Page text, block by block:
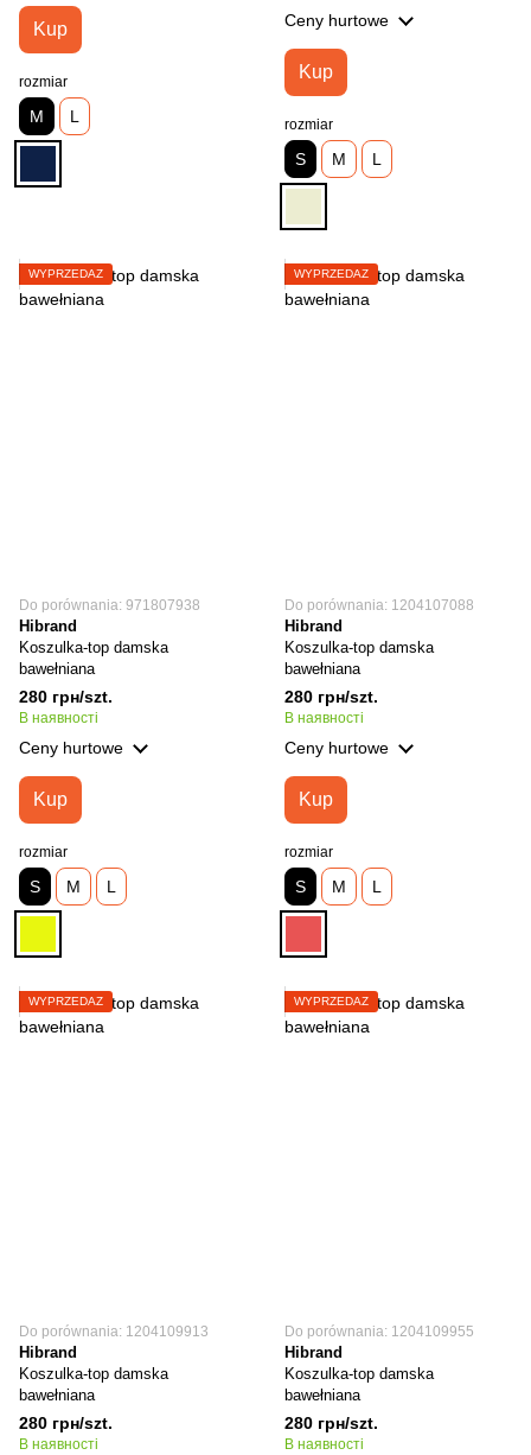
Kup
rozmiar
M L
Ceny hurtowe
Kup
rozmiar
S M L
WYPRZEDAŻ
Do porównania: 971807938
Hibrand
Koszulka-top damska
bawełniana
280 грн/szt.
В наявності
Ceny hurtowe
Kup
rozmiar
S M L
WYPRZEDAŻ
Do porównania: 1204107088
Hibrand
Koszulka-top damska
bawełniana
280 грн/szt.
В наявності
Ceny hurtowe
Kup
rozmiar
S M L
WYPRZEDAŻ
Do porównania: 1204109913
Hibrand
Koszulka-top damska
bawełniana
280 грн/szt.
В наявності
WYPRZEDAŻ
Do porównania: 1204109955
Hibrand
Koszulka-top damska
bawełniana
280 грн/szt.
В наявності